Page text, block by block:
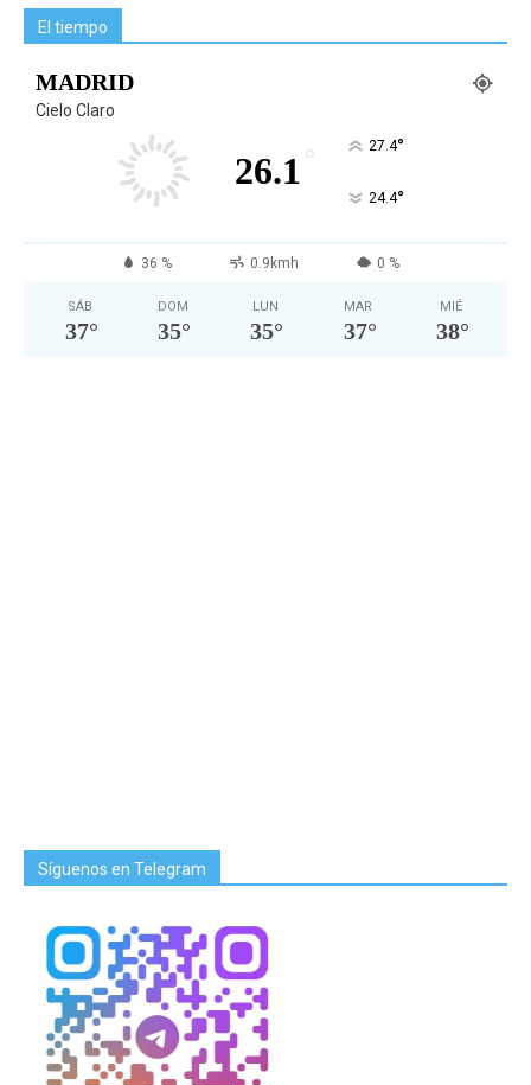
El tiempo
MADRID
Cielo Claro
26.1 ° 27.4°
24.4°
36 % 0.9kmh 0 %
SÁB
37°
DOM
35°
LUN
35°
MAR
37°
MIÉ
38°
Síguenos en Telegram